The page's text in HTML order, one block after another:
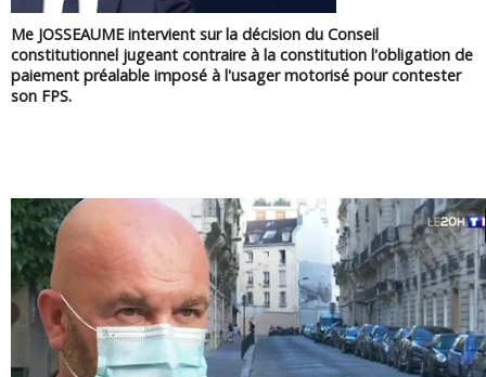
Me JOSSEAUME intervient sur la décision du Conseil
constitutionnel jugeant contraire à la constitution l'obligation de
paiement préalable imposé à l'usager motorisé pour contester
son FPS.